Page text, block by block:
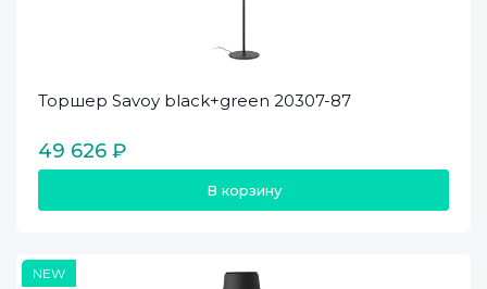
Торшер Savoy black+green 20307-87
49 626 ₽
В корзину
NEW